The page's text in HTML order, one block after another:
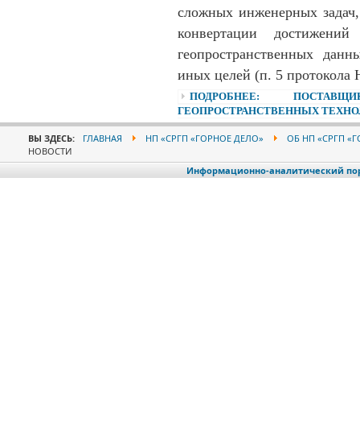
сложных инженерных
конвертации
геопространственных
иных целей (п. 5 протокола
ПОДРОБНЕЕ:
ГЕОПРОСТРАНСТВЕННЫХ
ВЫ ЗДЕСЬ: ГЛАВНАЯ НП «СРГП «ГОРНОЕ ДЕЛО»
ОБ НП «СРГП
НОВОСТИ
Информационно-аналитический